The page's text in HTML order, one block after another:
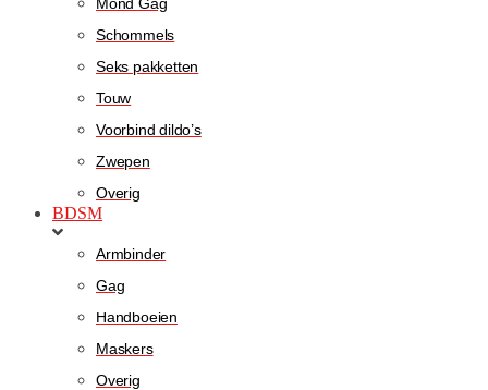
Schommels
Seks pakketten
Touw
Voorbind dildo’s
Zwepen
Overig
BDSM
Armbinder
Gag
Handboeien
Maskers
Overig